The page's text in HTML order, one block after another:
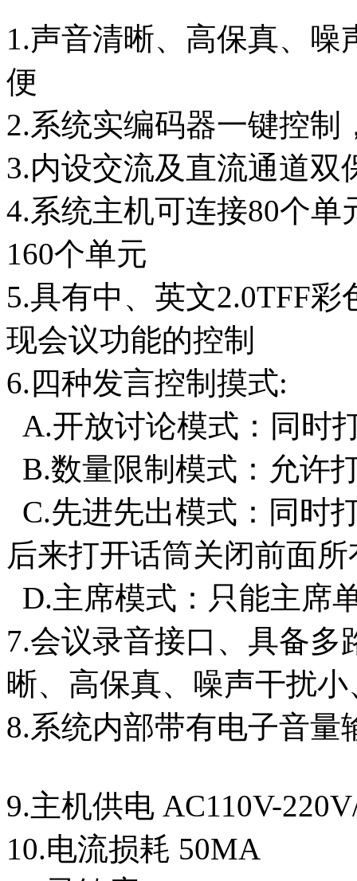
1.声音清晰、高保真、
便
2.系统实编码器一键控制
3.内设交流及直流通道双
4.系统主机可连接80个
160个单元
5.具有中、英文2.0TFF
现会议功能的控制
6.四种发言控制摸式:
A.开放讨论模式：同时
B.数量限制模式：允许
C.先进先出模式：同时
后来打开话筒关闭前面
D.主席模式：只能主席
7.会议录音接口、具备
晰、高保真、噪声干扰
8.系统内部带有电子音量
9.主机供电 AC110V-
10.电流损耗 50MA